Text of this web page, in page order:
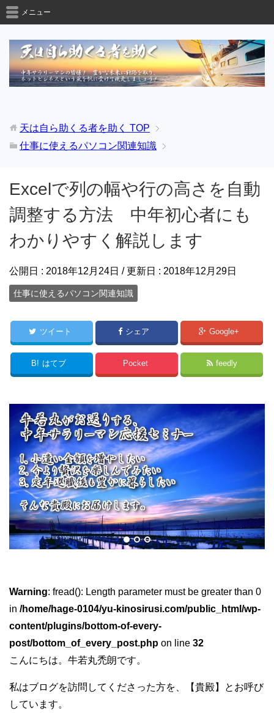
メニュー
天は自ら助くる者を助く TOP
仕事に使えるパソコン関連知識
Excelで列の幅や行の高さを自動
調整する方法 中年初心者にも
わかりやすく解説します
公開日 : 2018年12月24日 / 更新日 : 2018年12月29日
仕事に使えるパソコン関連知識
ツイート シェア Google+
B! はてブ Pocket feedly
Warning: fread(): Length parameter must be greater than 0
in /home/hage-0104/yu-kinosirusi.com/public_html/wp-
content/plugins/bottom-of-every-
post/bottom_of_every_post.php on line 32
こんにちは。牛若丸禿朗です。
私はブログを訪問してくださった方を、【貴殿】とお呼び
しています。